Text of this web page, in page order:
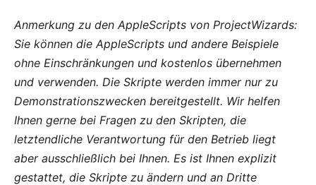
Anmerkung zu den AppleScripts von ProjectWizards:
Sie können die AppleScripts und andere Beispiele
ohne Einschränkungen und kostenlos übernehmen
und verwenden. Die Skripte werden immer nur zu
Demonstrationszwecken bereitgestellt. Wir helfen
Ihnen gerne bei Fragen zu den Skripten, die
letztendliche Verantwortung für den Betrieb liegt
aber ausschließlich bei Ihnen. Es ist Ihnen explizit
gestattet, die Skripte zu ändern und an Dritte